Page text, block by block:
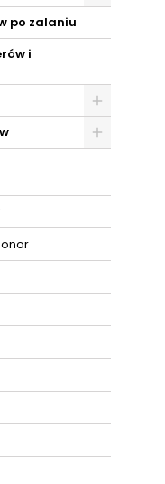
po zalaniu
i